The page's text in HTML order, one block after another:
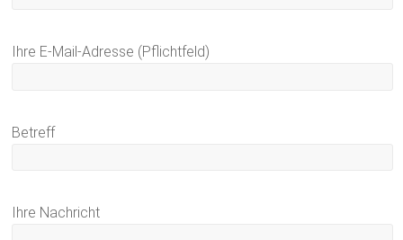
Ihre E-Mail-Adresse (Pflichtfeld)
Betreff
Ihre Nachricht